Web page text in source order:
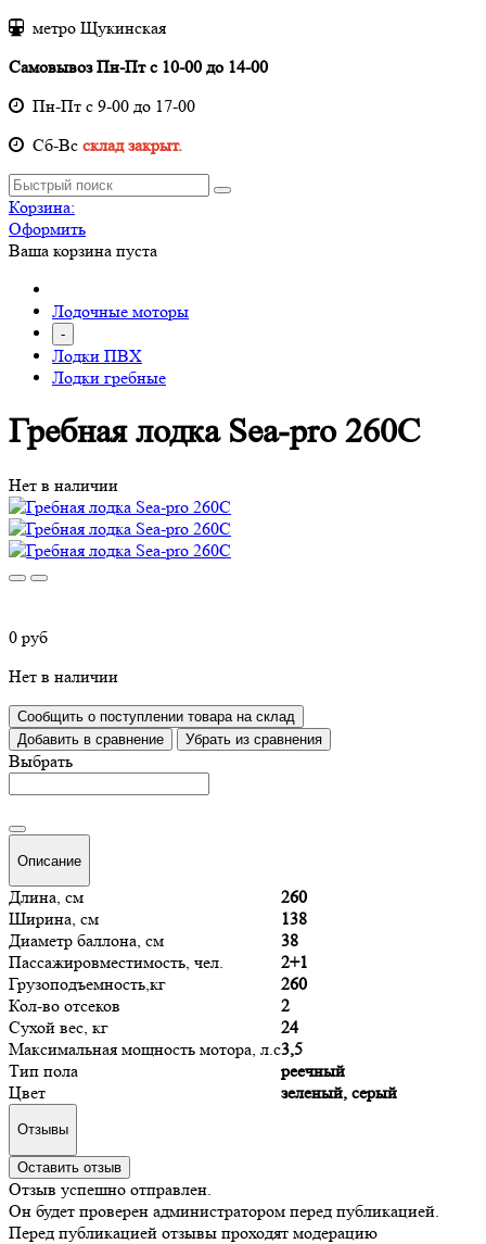
метро Щукинская
Самовывоз Пн-Пт с 10-00 до 14-00
Пн-Пт с 9-00 до 17-00
Cб-Вс склад закрыт.
Корзина:
Оформить
Ваша корзина пуста
Лодочные моторы
-
Лодки ПВХ
Лодки гребные
Гребная лодка Sea-pro 260С
Нет в наличии
0 руб
Нет в наличии
Сообщить о поступлении товара на склад
Добавить в сравнение
Убрать из сравнения
Выбрать
Описание
Длина, см
260
Ширина, см
138
Диаметр баллона, см
38
Пассажировместимость, чел.
2+1
Грузоподъемность,кг
260
Кол-во отсеков
2
Сухой вес, кг
24
Максимальная мощность мотора, л.с3,5
Тип пола
реечный
Цвет
зеленый, серый
Отзывы
Оставить отзыв
Отзыв успешно отправлен.
Он будет проверен администратором перед публикацией.
Перед публикацией отзывы проходят модерацию